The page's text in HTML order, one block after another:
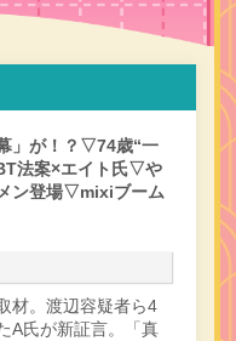
」が！？▽74歳“一
法案×エイト氏▽や
ン登場▽mixiブーム
材。渡辺容疑者ら4
A氏が新証言。「真